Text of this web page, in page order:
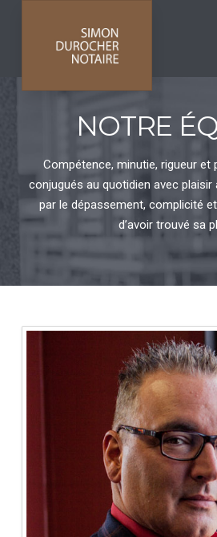
NOTRE
Compétence, minutie, rigueur et
conjugués au quotidien avec plaisir
par le dépassement, complicité
d’avoir trouvé sa